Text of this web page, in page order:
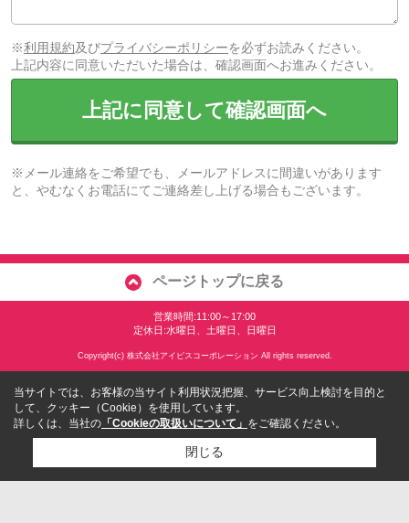
※利用規約及びプライバシーポリシーを必ずお読みください。
上記内容に同意いただいた場合は、確認画面へお進みください。
上記に同意して確認画面へ
※メール連絡をご希望でも、メールアドレスに間違いがあります
と、やむなくお電話にてご連絡差し上げる場合もございます。
ページトップに戻る
営業時間:11:00～17:00
定休日:水曜日、土曜日、日曜日
Copyright(c) 株式会社アイビスコーポレーション All rights reserved.
当サイトでは、お客様の当サイト利用状況把握、サービス向上検討を目的と
して、クッキー（Cookie）を使用しています。
詳しくは、当社の 「Cookieの取扱いについて」 をご確認ください。
閉じる